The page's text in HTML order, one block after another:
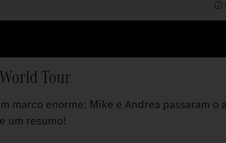
Tour
marco enorme: Mike e Andrea passaram
um resumo!